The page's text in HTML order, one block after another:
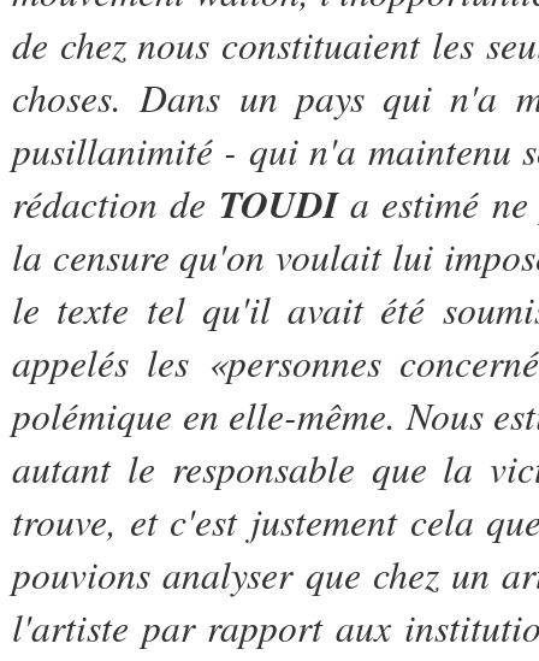
de chez nous constituaient les
choses. Dans un pays qui n'a
pusillanimité - qui n'a maintenu
rédaction de TOUDIa estimé
la censure qu'on voulait lui
le texte tel qu'il avait été
appelés les «personnes
polémique en elle-même. Nous
autant le responsable que la
trouve, et c'est justement cela
pouvions analyser que chez un
l'artiste par rapport aux